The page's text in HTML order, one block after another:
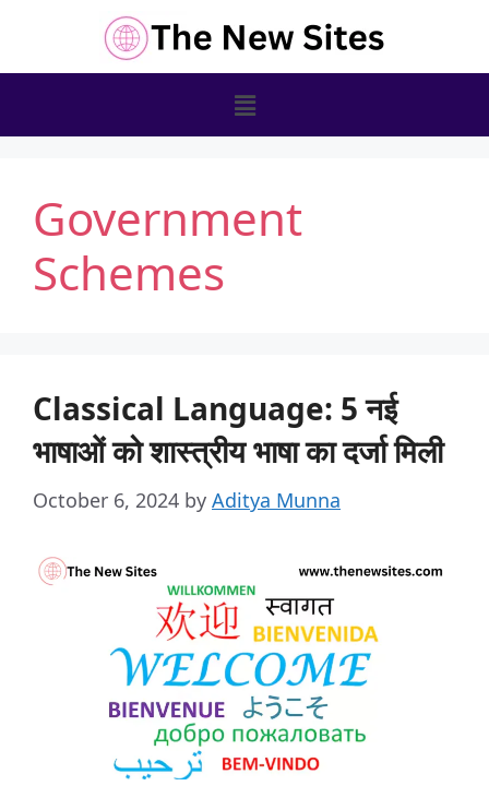
Government
Schemes
Classical Language: 5 नई
भाषाओं को शास्त्रीय भाषा का दर्जा मिली
October 6, 2024 by Aditya Munna